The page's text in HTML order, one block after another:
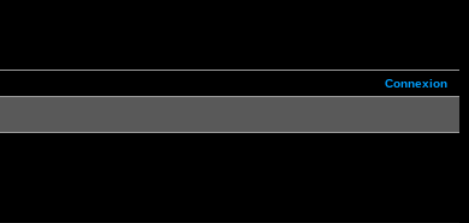
Connexion